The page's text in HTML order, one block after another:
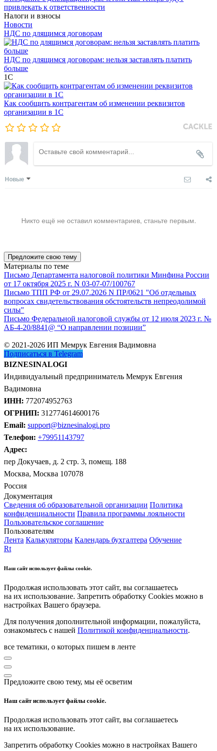
привлекать к ответственности
Налоги и взносы
Новости
НДС по длящимся договорам
НДС по длящимся договорам: нельзя заставлять платить
больше
1С
Как сообщить контрагентам об изменении реквизитов
организации в 1C
Новые
Никто ещё не оставил комментариев, станьте первым.
Предложите свою тему
Материалы по теме
Письмо Департамента налоговой политики Минфина России
от 17 октября 2025 г. N 03-07-07/100767
Письмо ТПП РФ от 29.07.2026 N ПР/0621 "Об отдельных
вопросах свидетельствования обстоятельств непреодолимой
силы"
Письмо Федеральной налоговой службы от 12 июля 2023 г. №
АБ-4-20/8841@ “О направлении позиции”
© 2021-2026 ИП Мемрук Евгения Вадимовна
Подписаться в Telegram
BIZNESINALOGI
Индивидуальный предприниматель Мемрук Евгения
Вадимовна
ИНН: 772074952763
ОГРНИП: 312774614600176
Email: support@biznesinalogi.pro
Телефон: +79951143797
Адрес:
пер Докучаев, д. 2 стр. 3, помещ. 188
Москва, Москва 107078
Россия
Документация
Сведения об образовательной организации Политика
конфиденциальности Правила программы лояльности
Пользовательское соглашение
Пользователям
Лента Калькуляторы Календарь бухгалтера Обучение
Rt
Наш сайт использует файлы cookie.
Продолжая использовать этот сайт, вы соглашаетесь
на их использование. Запретить обработку Cookies можно в
настройках Вашего браузера.
Для получения дополнительной информации, пожалуйста,
ознакомьтесь с нашей Политикой конфиденциальности.
все тематики, о которых пишем в ленте
Предложите свою тему, мы её осветим
Наш сайт использует файлы cookie.
Продолжая использовать этот сайт, вы соглашаетесь
на их использование.
Запретить обработку Cookies можно в настройках Вашего